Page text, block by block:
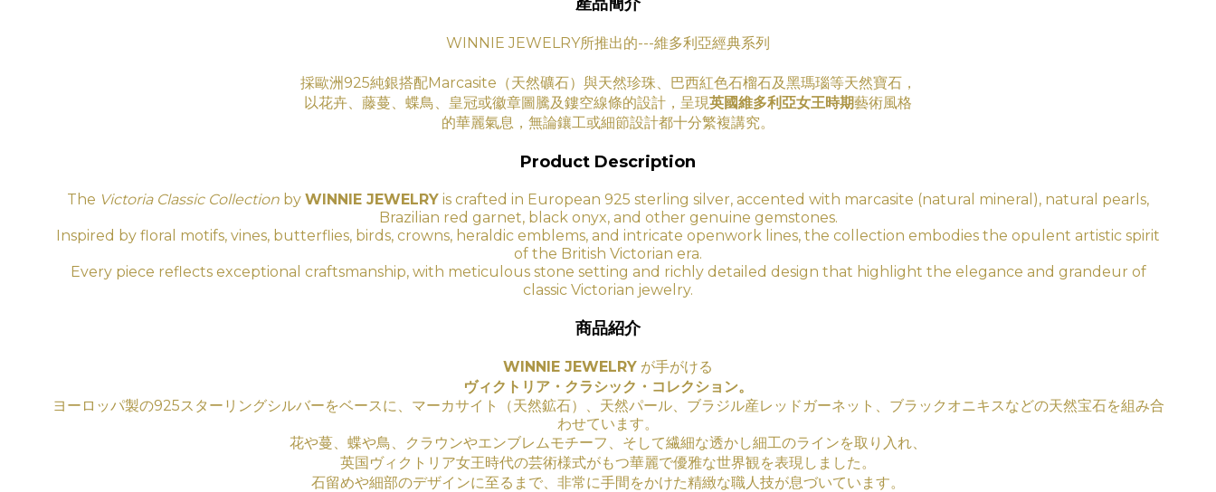
WINNIE JEWELRY所推出的---維多利亞經典系列
採歐洲925純銀搭配Marcasite（天然礦石）與天然珍珠、巴西紅色石榴石及黑瑪瑙等天然寶石，
以花卉、藤蔓、蝶鳥、皇冠或徽章圖騰及鏤空線條的設計，呈現英國維多利亞女王時期藝術風格
的華麗氣息 ，無論鑲工或細節設計都十分繁複講究。
Product Description
The Victoria Classic Collection by WINNIE JEWELRY is crafted in European 925 sterling silver, accented with marcasite (natural mineral), natural pearls,
Brazilian red garnet, black onyx, and other genuine gemstones.
Inspired by floral motifs, vines, butterflies, birds, crowns, heraldic emblems, and intricate openwork lines, the collection embodies the opulent artistic spirit
of the British Victorian era.
Every piece reflects exceptional craftsmanship, with meticulous stone setting and richly detailed design that highlight the elegance and grandeur of
classic Victorian jewelry.
商品紹介
WINNIE JEWELRY が手がける
ヴィクトリア・クラシック・コレクション。
ヨーロッパ製の925スターリングシルバーをベースに、マーカサイト（天然鉱石）、天然パール、ブラジル産レッドガーネット、ブラックオニキスなどの天然宝石を組み合
わせています。
花や蔓、蝶や鳥、クラウンやエンブレムモチーフ、そして繊細な透かし細工のラインを取り入れ、
英国ヴィクトリア女王時代の芸術様式がもつ華麗で優雅な世界観を表現しました。
石留めや細部のデザインに至るまで、非常に手間をかけた精緻な職人技が息づいています。